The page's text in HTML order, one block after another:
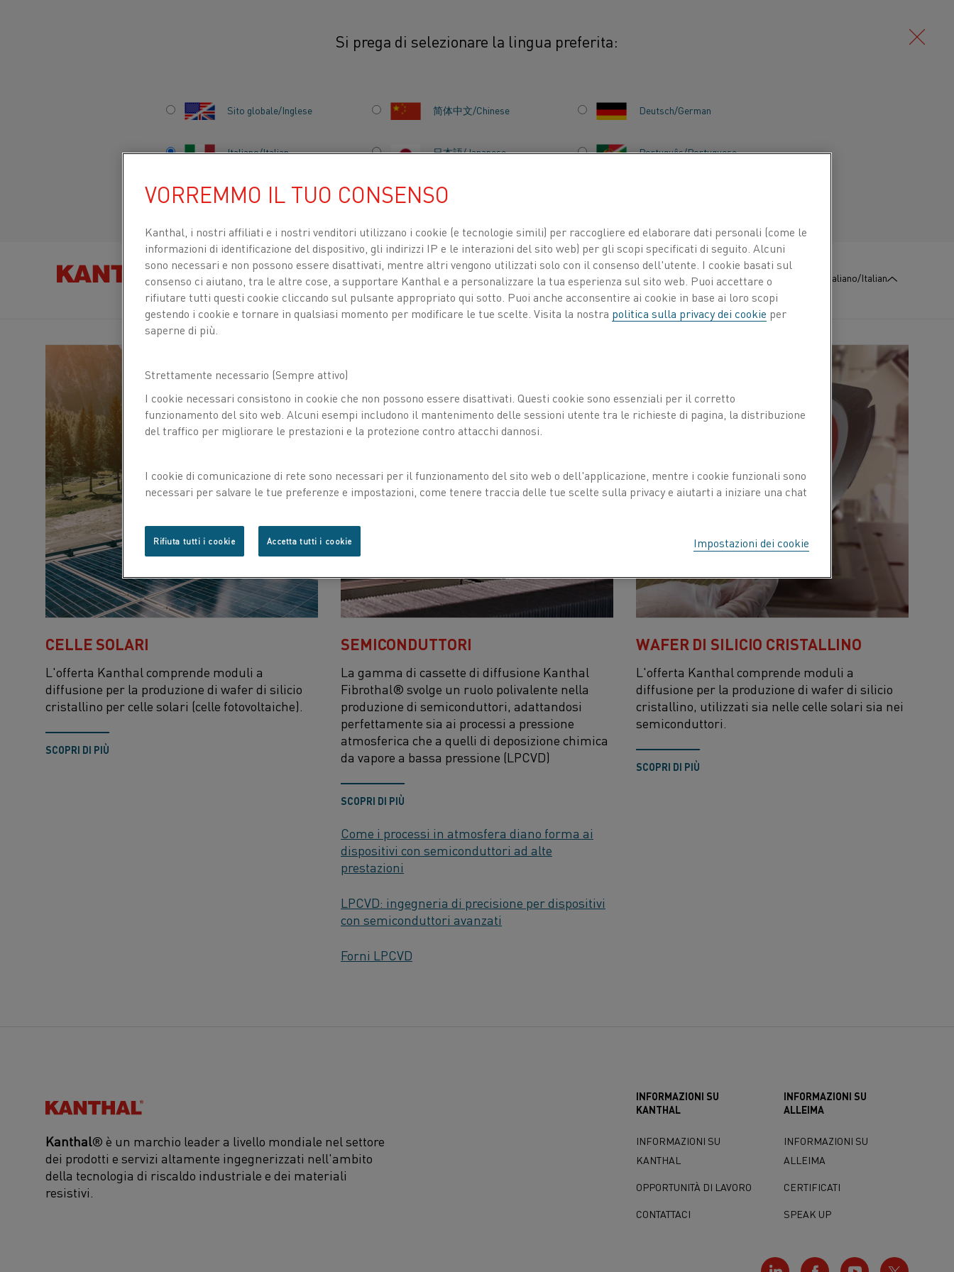
Si prega di selezionare la lingua preferita:
Sito globale/Inglese 简体中文/Chinese Deutsch/German
Italiano/Italian 日本語/Japanese Português/Portuguese
Español/Spanish Français/French
TROVA PRODOTTI PER CHI SIAMO CENTRO DELLE CONOSCENZE : Contattaci Italiano/Italian
Celle solari e semiconduttori
CELLE SOLARI E
produzione di wafer di silicio cristallino, utilizzati sia nelle
CELLE SOLARI
L'offerta Kanthal comprende moduli a
diffusione per la produzione di wafer di silicio
cristallino per celle solari (celle fotovoltaiche).
SCOPRI DI PIÙ
SEMICONDUTTORI
La gamma di cassette di diffusione Kanthal
Fibrothal® svolge un ruolo polivalente nella
produzione di semiconduttori, adattandosi
perfettamente sia ai processi a pressione
atmosferica che a quelli di deposizione chimica
da vapore a bassa pressione (LPCVD)
SCOPRI DI PIÙ
Come i processi in atmosfera diano forma ai
dispositivi con semiconduttori ad alte
prestazioni
LPCVD: ingegneria di precisione per dispositivi
con semiconduttori avanzati
Forni LPCVD
WAFER DI SILICIO CRISTALLINO
L'offerta Kanthal comprende moduli a
diffusione per la produzione di wafer di silicio
cristallino, utilizzati sia nelle celle solari sia nei
semiconduttori.
SCOPRI DI PIÙ
Kanthal®
Kanthal® è un marchio leader a livello mondiale nel settore
dei prodotti e servizi altamente ingegnerizzati nell'ambito
della tecnologia di riscaldo industriale e dei materiali
resistivi.
INFORMAZIONI SU
KANTHAL
INFORMAZIONI SU
KANTHAL
OPPORTUNITÀ DI LAVORO
CONTATTACI
INFORMAZIONI SU
ALLEIMA
INFORMAZIONI SU
ALLEIMA
CERTIFICATI
SPEAK UP
VORREMMO IL TUO CONSENSO
Kanthal, i nostri affiliati e i nostri venditori utilizzano i cookie (e tecnologie simili) per raccogliere ed elaborare dati personali (come le
informazioni di identificazione del dispositivo, gli indirizzi IP e le interazioni del sito web) per gli scopi specificati di seguito. Alcuni
sono necessari e non possono essere disattivati, mentre altri vengono utilizzati solo con il consenso dell'utente. I cookie basati sul
consenso ci aiutano, tra le altre cose, a supportare Kanthal e a personalizzare la tua esperienza sul sito web. Puoi accettare o
rifiutare tutti questi cookie cliccando sul pulsante appropriato qui sotto. Puoi anche acconsentire ai cookie in base ai loro scopi
gestendo i cookie e tornare in qualsiasi momento per modificare le tue scelte. Visita la nostra politica sulla privacy dei cookie per
saperne di più.
Strettamente necessario (Sempre attivo)
I cookie necessari consistono in cookie che non possono essere disattivati. Questi cookie sono essenziali per il corretto
funzionamento del sito web. Alcuni esempi includono il mantenimento delle sessioni utente tra le richieste di pagina, la distribuzione
del traffico per migliorare le prestazioni e la protezione contro attacchi dannosi.
I cookie di comunicazione di rete sono necessari per il funzionamento del sito web o dell'applicazione, mentre i cookie funzionali sono
necessari per salvare le tue preferenze e impostazioni, come tenere traccia delle tue scelte sulla privacy e aiutarti a iniziare una chat
Impostazioni dei cookie
Rifiuta tutti i cookie Accetta tutti i cookie